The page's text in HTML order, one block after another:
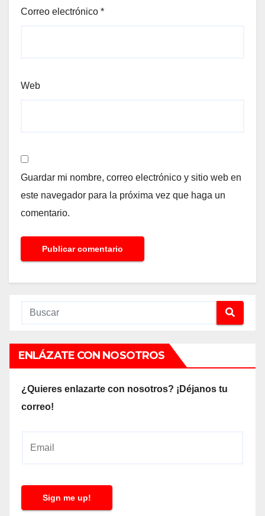
Correo electrónico *
Web
Guardar mi nombre, correo electrónico y sitio web en
este navegador para la próxima vez que haga un
comentario.
ENLÁZATE CON NOSOTROS
¿Quieres enlazarte con nosotros? ¡Déjanos tu
correo!
l
Sign me up!